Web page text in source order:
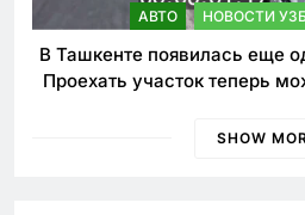
АВТО НОВОСТИ
В Ташкенте появилась еще
Проехать участок теперь
SHOW